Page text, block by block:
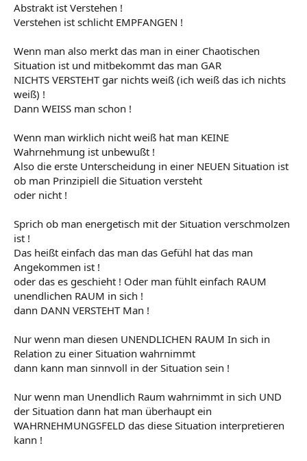
Abstrakt ist Verstehen !
Verstehen ist schlicht EMPFANGEN !
Wenn man also merkt das man in einer Chaotischen
Situation ist und mitbekommt das man GAR
NICHTS VERSTEHT gar nichts weiß (ich weiß das ich nichts
weiß) !
Dann WEISS man schon !
Wenn man wirklich nicht weiß hat man KEINE
Wahrnehmung ist unbewußt !
Also die erste Unterscheidung in einer NEUEN Situation ist
ob man Prinzipiell die Situation versteht
oder nicht !
Sprich ob man energetisch mit der Situation verschmolzen
ist !
Das heißt einfach das man das Gefühl hat das man
Angekommen ist !
oder das es geschieht ! Oder man fühlt einfach RAUM
unendlichen RAUM in sich !
dann DANN VERSTEHT Man !
Nur wenn man diesen UNENDLICHEN RAUM In sich in
Relation zu einer Situation wahrnimmt
dann kann man sinnvoll in der Situation sein !
Nur wenn man Unendlich Raum wahrnimmt in sich UND
der Situation dann hat man überhaupt ein
WAHRNEHMUNGSFELD das diese Situation interpretieren
kann !